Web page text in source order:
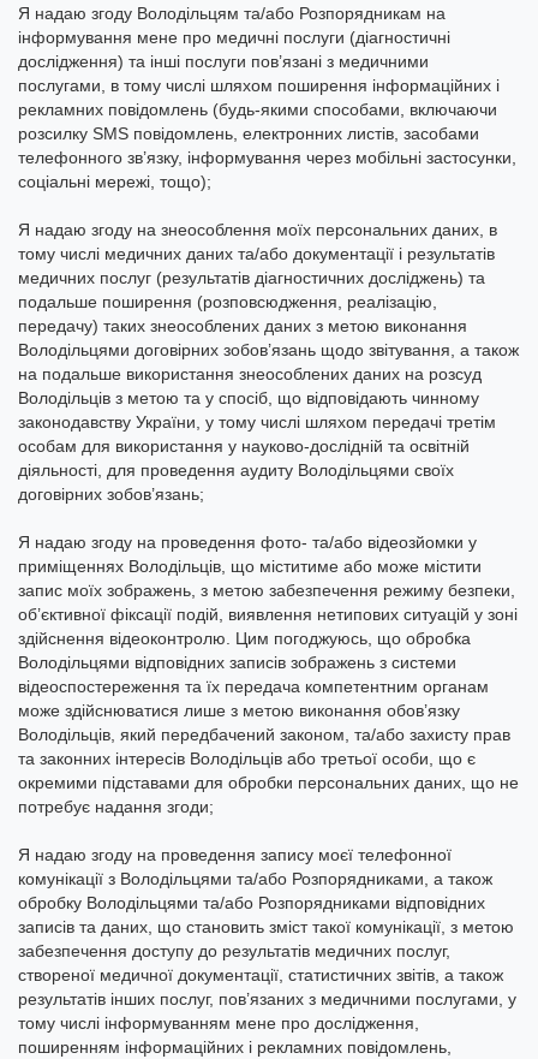
Я надаю згоду Володільцям та/або Розпорядникам на
інформування мене про медичні послуги (діагностичні
дослідження) та інші послуги пов’язані з медичними
послугами, в тому числі шляхом поширення інформаційних і
рекламних повідомлень (будь-якими способами, включаючи
розсилку SMS повідомлень, електронних листів, засобами
телефонного зв’язку, інформування через мобільні застосунки,
соціальні мережі, тощо);
Я надаю згоду на знеособлення моїх персональних даних, в
тому числі медичних даних та/або документації і результатів
медичних послуг (результатів діагностичних досліджень) та
подальше поширення (розповсюдження, реалізацію,
передачу) таких знеособлених даних з метою виконання
Володільцями договірних зобов’язань щодо звітування, а також
на подальше використання знеособлених даних на розсуд
Володільців з метою та у спосіб, що відповідають чинному
законодавству України, у тому числі шляхом передачі третім
особам для використання у науково-дослідній та освітній
діяльності, для проведення аудиту Володільцями своїх
договірних зобов’язань;
Я надаю згоду на проведення фото- та/або відеозйомки у
приміщеннях Володільців, що міститиме або може містити
запис моїх зображень, з метою забезпечення режиму безпеки,
об’єктивної фіксації подій, виявлення нетипових ситуацій у зоні
здійснення відеоконтролю. Цим погоджуюсь, що обробка
Володільцями відповідних записів зображень з системи
відеоспостереження та їх передача компетентним органам
може здійснюватися лише з метою виконання обов’язку
Володільців, який передбачений законом, та/або захисту прав
та законних інтересів Володільців або третьої особи, що є
окремими підставами для обробки персональних даних, що не
потребує надання згоди;
Я надаю згоду на проведення запису моєї телефонної
комунікації з Володільцями та/або Розпорядниками, а також
обробку Володільцями та/або Розпорядниками відповідних
записів та даних, що становить зміст такої комунікації, з метою
забезпечення доступу до результатів медичних послуг,
створеної медичної документації, статистичних звітів, а також
результатів інших послуг, пов’язаних з медичними послугами, у
тому числі інформуванням мене про дослідження,
поширенням інформаційних і рекламних повідомлень,